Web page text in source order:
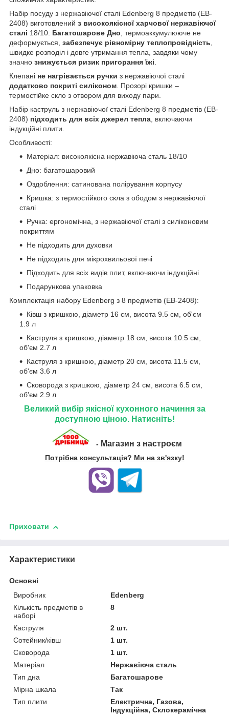
Набір посуду з нержавіючої сталі Edenberg 8 предметів (EB-
2408) виготовлений з високоякісної харчової нержавіючої
сталі 18/10. Багатошарове Дно , термоаккумулююче не
деформується, забезпечує рівномірну теплопровідність
швидке розподіл і довге утримання тепла, завдяки чому
значно знижується ризик пригорання їжі
Клепані не нагрівається ручки з нержавіючої сталі
додатково покриті силіконом . Прозорі кришки –
термостійке скло з отвором для виходу пари.
Набір каструль з нержавіючої сталі Edenberg 8 предметів (EB-
2408) підходить для всіх джерел тепла , включаючи
індукційні плити.
Особливості:
Матеріал: високоякісна нержавіюча сталь 18/10
Дно: багатошаровий
Оздоблення: сатинована полірування корпусу
Кришка: з термостійкого скла з ободом з нержавіючої
сталі
Ручка: ергономічна, з нержавіючої сталі з силіконовим
покриттям
Не підходить для духовки
Не підходить для мікрохвильової печі
Підходить для всіх видів плит, включаючи індукційні
Подарункова упаковка
Комплектація набору Edenberg з 8 предметів (EB-2408):
Ківш з кришкою, діаметр 16 см, висота 9.5 см, об'єм
1.9 л
Каструля з кришкою, діаметр 18 см, висота 10.5 см,
об'єм 2.7 л
Каструля з кришкою, діаметр 20 см, висота 11.5 см,
об'єм 3.6 л
Сковорода з кришкою, діаметр 24 см, висота 6.5 см,
об'єм 2.9 л
Великий вибір якісної кухонного начиння за
доступною ціною. Натисніть!
- Магазин з настроєм
Потрібна консультація? Ми на зв'язку!
Приховати
Характеристики
Основні
Виробник
Edenberg
Кількість предметів в
наборі
8
Каструля
2 шт.
Сотейник/ківш
1 шт.
Сковорода
1 шт.
Матеріал
Нержавіюча сталь
Тип дна
Багатошарове
Мірна шкала
Так
Тип плити
Електрична, Газова,
Індукційна, Склокерамічна